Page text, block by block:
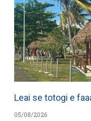
Leai se totogi e
05/08/2026